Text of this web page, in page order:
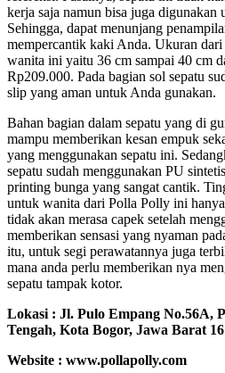
kerja saja namun bisa juga digunakan
Sehingga, dapat menunjang
mempercantik kaki Anda. Ukuran
wanita ini yaitu 36 cm sampai 40 cm
Rp209.000. Pada bagian sol sepatu
slip yang aman untuk Anda gunakan.
Bahan bagian dalam sepatu yang di
mampu memberikan kesan empuk
yang menggunakan sepatu ini.
sepatu sudah menggunakan PU
printing bunga yang sangat cantik.
untuk wanita dari Polla Polly ini
tidak akan merasa capek setelah
memberikan sensasi yang nyaman
itu, untuk segi perawatannya juga
mana anda perlu memberikan nya
sepatu tampak kotor.
Lokasi : Jl. Pulo Empang No.56A,
Tengah, Kota Bogor, Jawa Barat
Website : www.pollapolly.com